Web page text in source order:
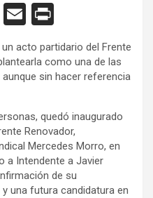
T
E
m
ail
in
tF
ri
n
dl
y
acto partidario del Frente
como una de las
sin hacer referencia
quedó inaugurado
Renovador,
Mercedes Morro, en
a Intendente a Javier
de su
una futura candidatura en